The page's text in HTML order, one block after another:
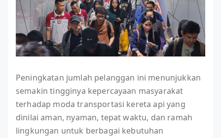
Peningkatan jumlah pelanggan ini menunjukkan
semakin tingginya kepercayaan masyarakat
terhadap moda transportasi kereta api yang
dinilai aman, nyaman, tepat waktu, dan ramah
lingkungan untuk berbagai kebutuhan